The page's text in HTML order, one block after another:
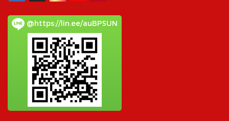
@https://lin.ee/auBP5UN